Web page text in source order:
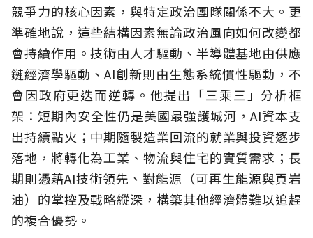
競爭力的核心因素，與特定政治團隊關係不大。更
準確地說，這些結構因素無論政治風向如何改變都
會持續作用。技術由人才驅動、半導體基地由供應
鏈經濟學驅動、AI創新則由生態系統慣性驅動，不
會因政府更迭而逆轉。他提出「三乘三」分析框
架：短期內安全性仍是美國最強護城河，AI資本支
出持續點火；中期隨製造業回流的就業與投資逐步
落地，將轉化為工業、物流與住宅的實質需求；長
期則憑藉AI技術領先、對能源（可再生能源與頁岩
油）的掌控及戰略縱深，構築其他經濟體難以追趕
的複合優勢。